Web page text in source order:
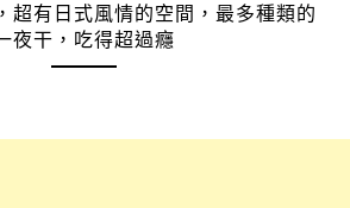
超有日式風情的空間，最多種類的
夜干，吃得超過癮